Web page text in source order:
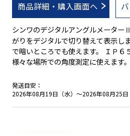
商品詳細・購入画面へ
シンワのデジタルアングルメーター
がりをデジタルで切り替えて表示し
で暗いところでも使えます。 ＩＰ６
様々な場所での角度測定に使えます。 ●角度・勾配・立上りの
表示切替が可能 ●防塵・防水性能
ＥＥＰ音でお知らせ ●どんな角度で
ない所の測定に便利なホールド機能
発送目安：
2026年08月19日（水）～2026年08月25日